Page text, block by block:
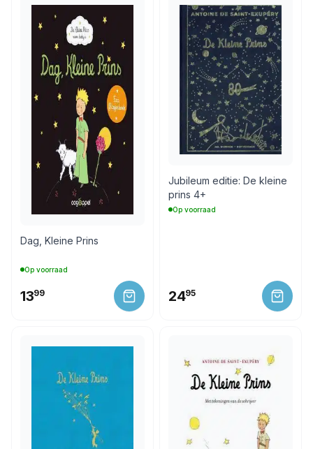
Dag, Kleine Prins
Op voorraad
1399
Jubileum editie: De kleine
prins 4+
Op voorraad
2495